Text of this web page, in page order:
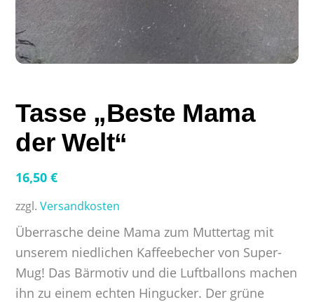
Tasse „Beste Mama
der Welt“
16,50€
zzgl.Versandkosten
Überrasche deine Mama zum Muttertag mit
unserem niedlichen Kaffeebecher von Super-
Mug! Das Bärmotiv und die Luftballons machen
ihn zu einem echten Hingucker. Der grüne